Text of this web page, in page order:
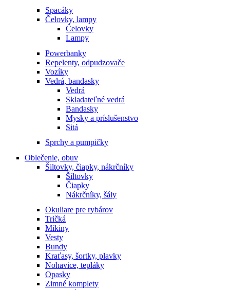
Spacáky
Čelovky, lampy
Čelovky
Lampy
Powerbanky
Repelenty, odpudzovače
Vozíky
Vedrá, bandasky
Vedrá
Skladateľné vedrá
Bandasky
Mysky a príslušenstvo
Sitá
Sprchy a pumpičky
Oblečenie, obuv
Šiltovky, čiapky, nákrčníky
Šiltovky
Čiapky
Nákrčníky, šály
Okuliare pre rybárov
Tričká
Mikiny
Vesty
Bundy
Kraťasy, šortky, plavky
Nohavice, tepláky
Opasky
Zimné komplety